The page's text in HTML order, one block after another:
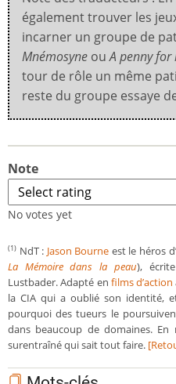
également trouver les
incarner un groupe de
Mnémosyne ouA penny
tour de rôle un même
reste du groupe essaye
Note
No votes yet
(1) NdT : Jason Bourne est le héros
La Mémoire dans la peau),
Lustbader. Adapté en films d’action
la CIA qui a oublié son identité,
pourquoi des tueurs le
dans beaucoup de domaines. En
surentraîné qui sait tout faire.